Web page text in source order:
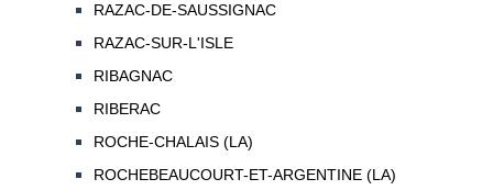
RAZAC-DE-SAUSSIGNAC
RAZAC-SUR-L'ISLE
RIBAGNAC
RIBERAC
ROCHE-CHALAIS (LA)
ROCHEBEAUCOURT-ET-ARGENTINE (LA)